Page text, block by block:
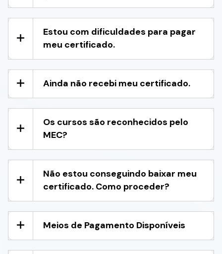
Estou com dificuldades para pagar
meu certificado.
Ainda não recebi meu certificado.
Os cursos são reconhecidos pelo
MEC?
Não estou conseguindo baixar meu
certificado. Como proceder?
Meios de Pagamento Disponíveis